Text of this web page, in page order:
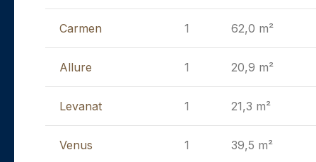
Carmen 1 62,0 m²
Allure 1 20,9 m²
Levanat 1 21,3 m²
Venus 1 39,5 m²